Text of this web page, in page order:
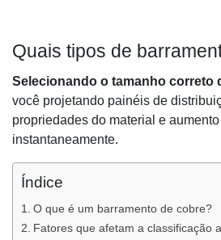
Quais tipos de
Selecionando o tamanho correto
você projetando painéis de
propriedades do material e
instantaneamente.
Índice
O que é um barramento de cobre?
Fatores que afetam a classificação